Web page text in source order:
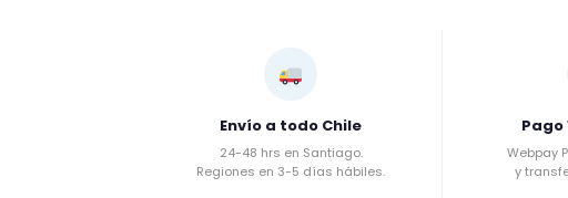
Envío a todo Chile
24-48 hrs en Santiago.
Regiones en 3-5 días hábiles.
Pago
Webpay
y